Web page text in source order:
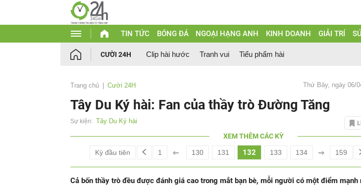
TIN TỨC BÓNG ĐÁ NGOẠI HẠNG ANH KINH DOANH GIẢI TRÍ
CƯỜI 24H Clip hài hước Tranh vui Tiểu phẩm hài
Trang chủ Cười 24H Thứ Bảy, ngày 06/
Tây Du Ký hài: Fan của thầy trò Đường Tăng
Sự kiện: Tây Du Ký hài
XEM THÊM CÁC KỲ
Kỳ đầu tiên 1 130 131 132 133 134 159
Cả bốn thầy trò đều được đánh giá cao trong mắt bạn bè, mỗi người có một điểm mạnh